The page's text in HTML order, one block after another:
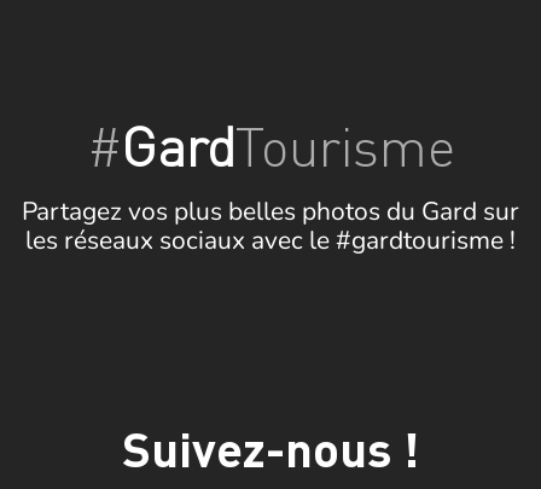
#GardTourisme
Partagez vos plus belles photos du Gard sur
les réseaux sociaux avec le #gardtourisme !
Suivez-nous !